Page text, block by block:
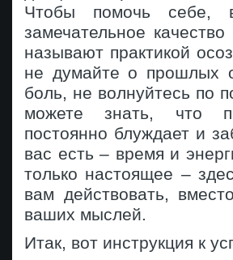
Чтобы помочь себе,
замечательное
называют практикой
не думайте о прошлых
боль, не волнуйтесь по
можете знать, что
постоянно блуждает и
вас есть – время и
только настоящее –
вам действовать,
ваших мыслей.
Итак, вот инструкция к